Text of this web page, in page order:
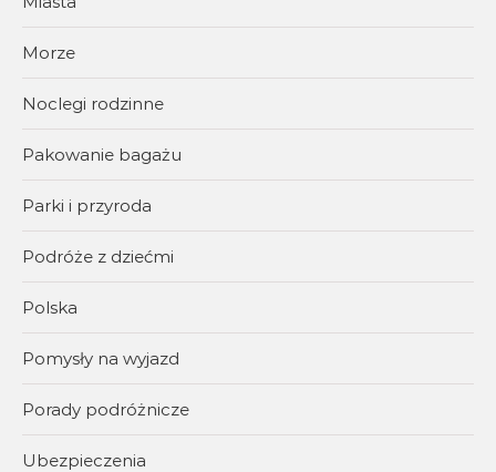
Morze
Noclegi rodzinne
Pakowanie bagażu
Parki i przyroda
Podróże z dziećmi
Polska
Pomysły na wyjazd
Porady podróżnicze
Ubezpieczenia